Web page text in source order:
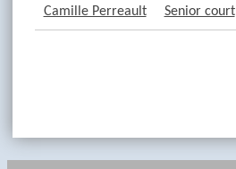
Camille Perreault Senior court